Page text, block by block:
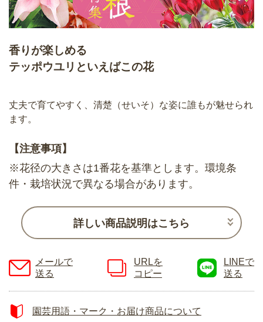
香りが楽しめる
テッポウユリといえばこの花
丈夫で育てやすく、清楚（せいそ）な姿に誰もが魅せられ
ます。
【注意事項】
※花径の大きさは1番花を基準とします。環境条
件・栽培状況で異なる場合があります。
詳しい商品説明はこちら
メールで
送る
URLを
コピー
LINEで
送る
園芸用語・マーク・お届け商品について